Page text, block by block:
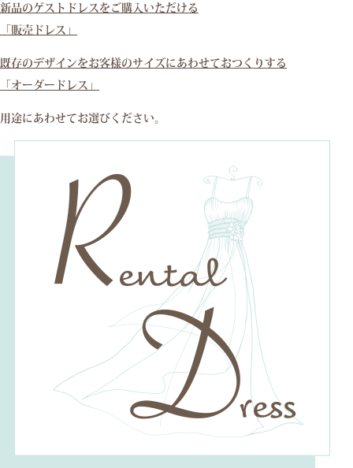
新品のゲストドレスをご購入いただける
「販売ドレス」
既存のデザインをお客様のサイズにあわせておつくりする
「オーダードレス」
用途にあわせてお選びください。